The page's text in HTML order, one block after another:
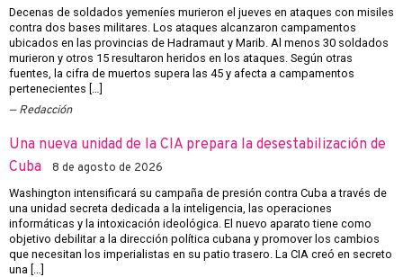
Decenas de soldados yemeníes murieron el jueves en ataques con misiles
contra dos bases militares. Los ataques alcanzaron campamentos
ubicados en las provincias de Hadramaut y Marib. Al menos 30 soldados
murieron y otros 15 resultaron heridos en los ataques. Según otras
fuentes, la cifra de muertos supera las 45 y afecta a campamentos
pertenecientes […]
Redacción
Una nueva unidad de la CIA prepara la desestabilización de
Cuba
8 de agosto de 2026
Washington intensificará su campaña de presión contra Cuba a través de
una unidad secreta dedicada a la inteligencia, las operaciones
informáticas y la intoxicación ideológica. El nuevo aparato tiene como
objetivo debilitar a la dirección política cubana y promover los cambios
que necesitan los imperialistas en su patio trasero. La CIA creó en secreto
una […]